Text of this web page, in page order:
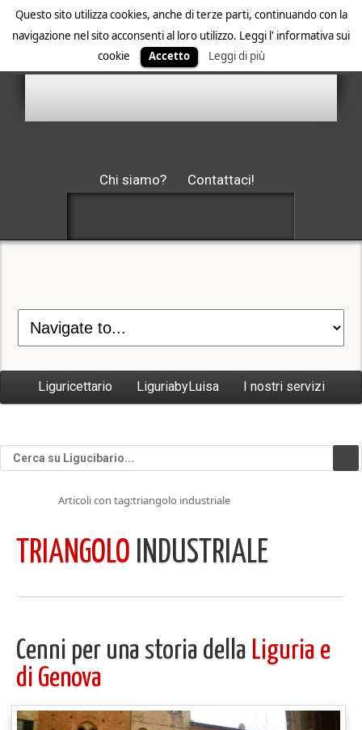
Questo sito utilizza cookies, anche di terze parti, continuando con la
navigazione nel sito acconsenti al loro utilizzo. Leggi l' informativa sui
cookie
Accetto Leggi di più
Chi siamo? Contattaci!
Liguricettario LiguriabyLuisa I nostri servizi
Articoli con tag:triangolo industriale
TRIANGOLO INDUSTRIALE
Cenni per una storia della Liguria e
di Genova